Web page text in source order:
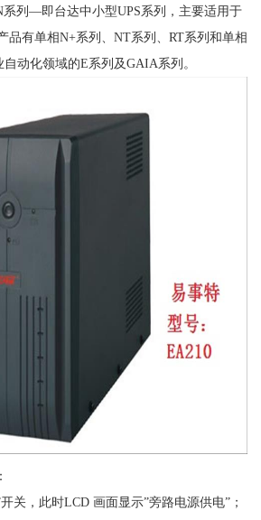
系列—即台达中小型UPS系列，主要适用于
品有单相N+系列、NT系列、RT系列和单相
动化领域的E系列及GAIA系列。
关，此时LCD 画面显示”旁路电源供电”；